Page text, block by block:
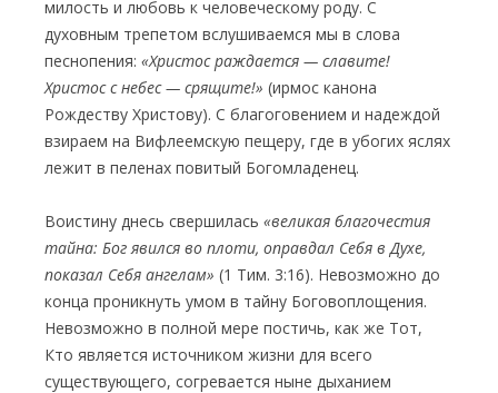
милость и любовь к человеческому роду. С
духовным трепетом вслушиваемся мы в слова
песнопения: «Христос раждается — славите!
Христос с небес — срящите!» (ирмос канона
Рождеству Христову). С благоговением и надеждой
взираем на Вифлеемскую пещеру, где в убогих яслях
лежит в пеленах повитый Богомладенец.
Воистину днесь свершилась «великая благочестия
тайна: Бог явился во плоти, оправдал Себя в Духе,
показал Себя ангелам» (1 Тим. 3:16). Невозможно до
конца проникнуть умом в тайну Боговоплощения.
Невозможно в полной мере постичь, как же Тот,
Кто является источником жизни для всего
существующего, согревается ныне дыханием